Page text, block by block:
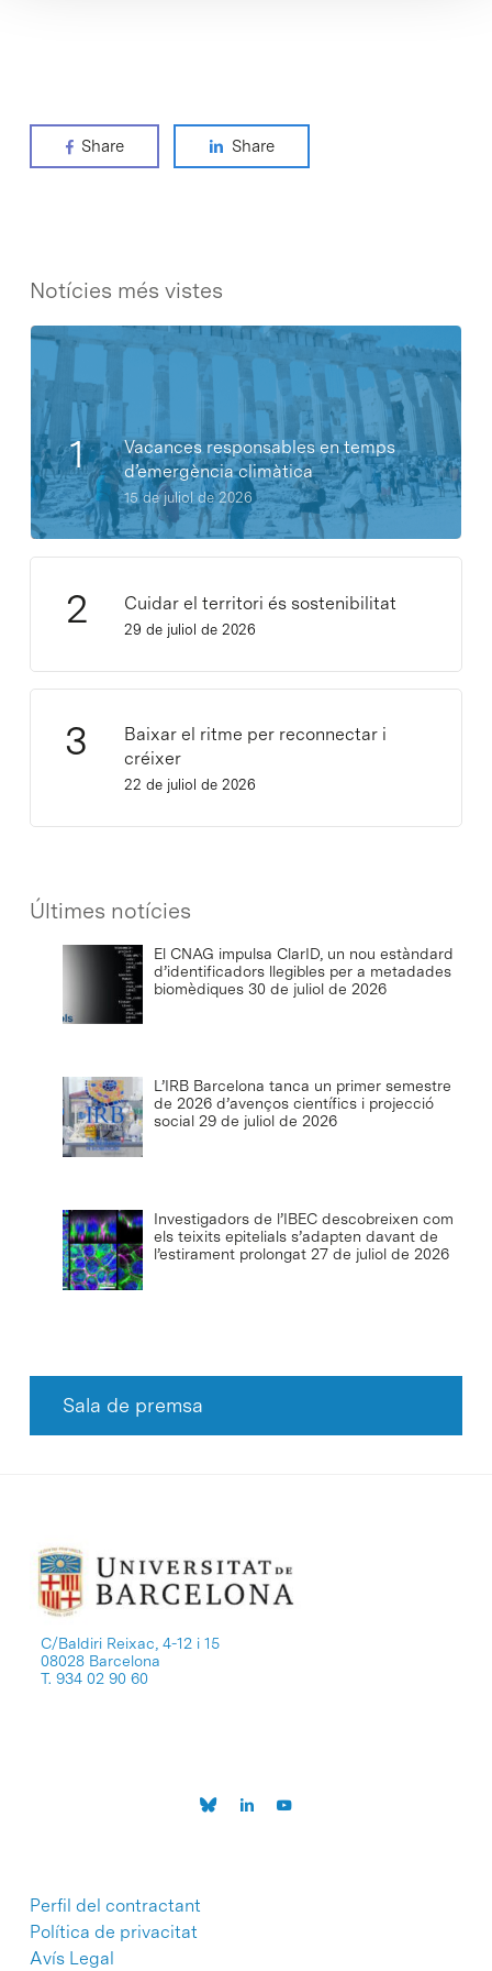
Share Share
Notícies més vistes
Vacances responsables en temps
d’emergència climàtica
15 de juliol de 2026
Cuidar el territori és sostenibilitat
29 de juliol de 2026
Baixar el ritme per reconnectar i
créixer
22 de juliol de 2026
Últimes notícies
El CNAG impulsa ClarID, un nou estàndard
d’identificadors llegibles per a metadades
biomèdiques 30 de juliol de 2026
L’IRB Barcelona tanca un primer semestre
de 2026 d’avenços científics i projecció
social 29 de juliol de 2026
Investigadors de l’IBEC descobreixen com
els teixits epitelials s’adapten davant de
l’estirament prolongat 27 de juliol de 2026
Sala de premsa
C/Baldiri Reixac, 4-12 i 15
08028 Barcelona
T. 934 02 90 60
Perfil del contractant
Política de privacitat
Avís Legal